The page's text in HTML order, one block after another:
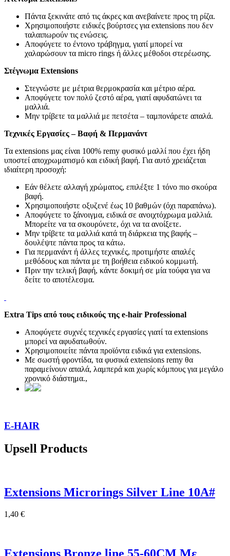
Πάντα ξεκινάτε από τις άκρες και ανεβαίνετε προς τη ρίζα.
Χρησιμοποιήστε ειδικές βούρτσες για extensions που δεν
ταλαιπωρούν τις ενώσεις.
Αποφύγετε το έντονο τράβηγμα, γιατί μπορεί να
χαλαρώσουν τα micro rings ή άλλες μέθοδοι στερέωσης.
Στέγνωμα Extensions
Στεγνώστε με μέτρια θερμοκρασία και μέτριο αέρα.
Αποφύγετε τον πολύ ζεστό αέρα, γιατί αφυδατώνει τα
μαλλιά.
Μην τρίβετε τα μαλλιά με πετσέτα – ταμπονάρετε απαλά.
Τεχνικές Εργασίες – Βαφή & Περμανάντ
Τα extensions μας είναι 100% remy φυσικό μαλλί που έχει ήδη
υποστεί αποχρωματισμό και ειδική βαφή. Για αυτό χρειάζεται
ιδιαίτερη προσοχή:
Εάν θέλετε αλλαγή χρώματος, επιλέξτε 1 τόνο πιο σκούρα
βαφή.
Χρησιμοποιήστε οξυζενέ έως 10 βαθμών (όχι παραπάνω).
Αποφύγετε το ξάνοιγμα, ειδικά σε ανοιχτόχρωμα μαλλιά.
Μπορείτε να τα σκουρύνετε, όχι να τα ανοίξετε.
Μην τρίβετε τα μαλλιά κατά τη διάρκεια της βαφής –
δουλέψτε πάντα προς τα κάτω.
Για περμανάντ ή άλλες τεχνικές, προτιμήστε απαλές
μεθόδους και πάντα με τη βοήθεια ειδικού κομμωτή.
Πριν την τελική βαφή, κάντε δοκιμή σε μία τούφα για να
δείτε το αποτέλεσμα.
Extra Tips από τους ειδικούς της e-hair Professional
Αποφύγετε συχνές τεχνικές εργασίες γιατί τα extensions
μπορεί να αφυδατωθούν.
Χρησιμοποιείτε πάντα προϊόντα ειδικά για extensions.
Με σωστή φροντίδα, τα φυσικά extensions remy θα
παραμείνουν απαλά, λαμπερά και χωρίς κόμπους για μεγάλο
χρονικό διάστημα.,
E-HAIR
Upsell Products
Extensions Microrings Silver Line 10A#
1,40 €